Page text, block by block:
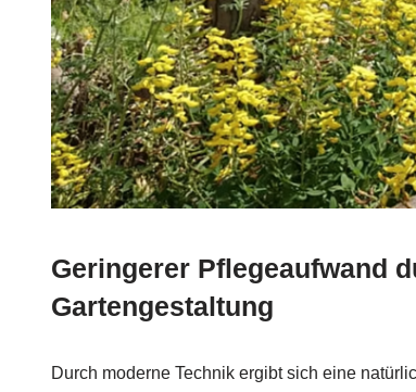
Geringerer Pflegeaufwand
Gartengestaltung
Durch moderne Technik ergibt sich eine